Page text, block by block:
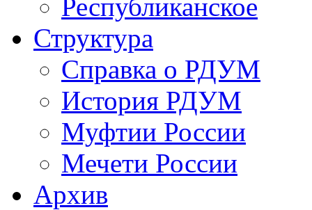
Республиканское
Структура
Справка о РДУМ
История РДУМ
Муфтии России
Мечети России
Архив